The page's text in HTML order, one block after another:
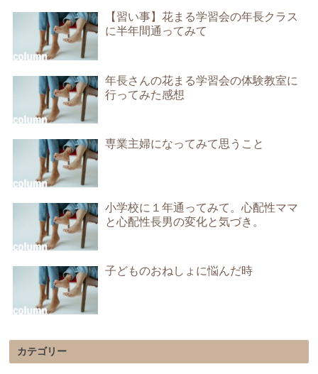
【習い事】花まる学習会の年長クラス
に半年間通ってみて
年長さんの花まる学習会の体験教室に
行ってみた感想
専業主婦になってみて思うこと
小学校に１年通ってみて。心配性ママ
と心配性長男の変化と気づき。
子どものおねしょに悩んだ時
カテゴリー